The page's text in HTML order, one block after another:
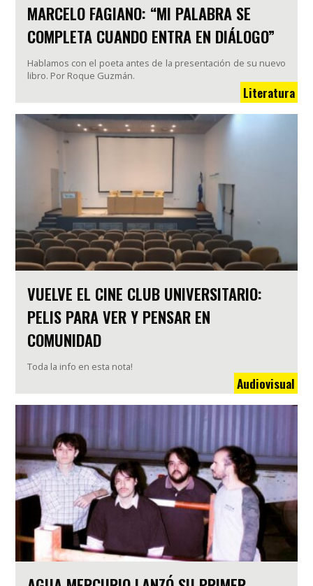
MARCELO FAGIANO: “MI PALABRA SE
COMPLETA CUANDO ENTRA EN DIÁLOGO”
Hablamos con el poeta antes de la presentación de su nuevo
libro. Por Roque Guzmán.
Literatura
VUELVE EL CINE CLUB UNIVERSITARIO:
PELIS PARA VER Y PENSAR EN
COMUNIDAD
Toda la info en esta nota!
Audiovisual